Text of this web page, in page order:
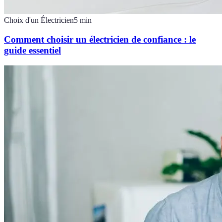
Choix d'un Électricien5 min
Comment choisir un électricien de confiance : le
guide essentiel